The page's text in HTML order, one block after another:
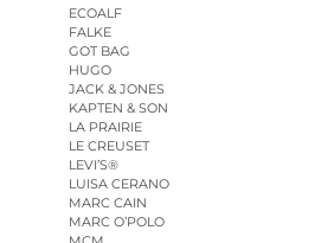
ECOALF
FALKE
GOT BAG
HUGO
JACK & JONES
KAPTEN & SON
LA PRAIRIE
LE CREUSET
LEVI’S®
LUISA CERANO
MARC CAIN
MARC O’POLO